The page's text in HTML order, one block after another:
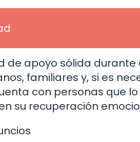
de apoyo sólida durante
familiares y, si es
con personas que
su recuperación